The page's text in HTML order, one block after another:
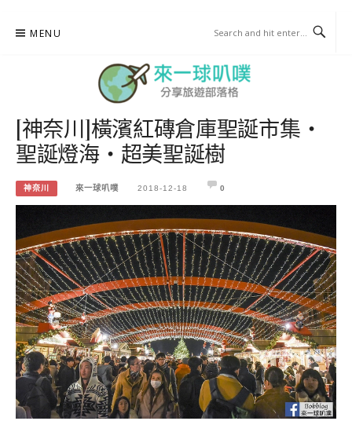
MENU
來一球叭噗
分享日本自助部落格
[神奈川]橫濱紅磚倉庫聖誕市集・
聖誕燈海・超美聖誕樹
神奈川 來一球叭噗 2018-12-18 0